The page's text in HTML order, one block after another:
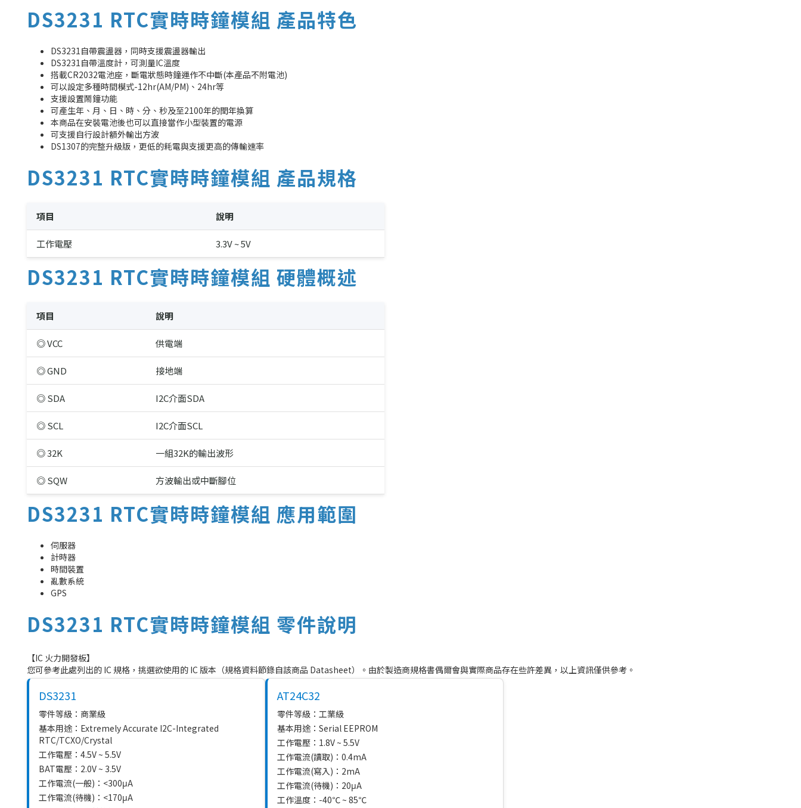
DS3231 RTC實時時鐘模組 產品特色
DS3231自帶震盪器，同時支援震盪器輸出
DS3231自帶溫度計，可測量IC溫度
搭載CR2032電池座，斷電狀態時鐘運作不中斷(本產品不附電池)
可以設定多種時間模式-12hr(AM/PM)、24hr等
支援設置鬧鐘功能
可產生年、月、日、時、分、秒及至2100年的閏年換算
本商品在安裝電池後也可以直接當作小型裝置的電源
可支援自行設計額外輸出方波
DS1307的完整升級版，更低的耗電與支援更高的傳輸速率
DS3231 RTC實時時鐘模組 產品規格
項目 說明
工作電壓 3.3V ~ 5V
DS3231 RTC實時時鐘模組 硬體概述
項目 說明
◎ VCC 供電端
◎ GND 接地端
◎ SDA I2C介面SDA
◎ SCL I2C介面SCL
◎ 32K 一組32K的輸出波形
◎ SQW 方波輸出或中斷腳位
DS3231 RTC實時時鐘模組 應用範圍
伺服器
計時器
時間裝置
亂數系統
GPS
DS3231 RTC實時時鐘模組 零件說明
【IC 火力開發板】
您可參考此處列出的 IC 規格，挑選欲使用的 IC 版本（規格資料節錄自該商品 Datasheet）。由於製造商規格書偶爾會與實際商品存在些許差異，以上資訊僅供參考。
DS3231
零件等級：商業級
基本用途：Extremely Accurate I2C-Integrated
RTC/TCXO/Crystal
工作電壓：4.5V ~ 5.5V
BAT電壓：2.0V ~ 3.5V
工作電流(一般)：<300μA
工作電流(待機)：<170μA
AT24C32
零件等級：工業級
基本用途：Serial EEPROM
工作電壓：1.8V ~ 5.5V
工作電流(讀取)：0.4mA
工作電流(寫入)：2mA
工作電流(待機)：20μA
工作溫度：-40℃ ~ 85℃